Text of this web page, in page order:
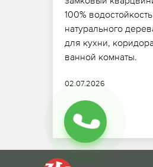
100%
натурального
для кухни,
ванной комнаты.
02.07.2026